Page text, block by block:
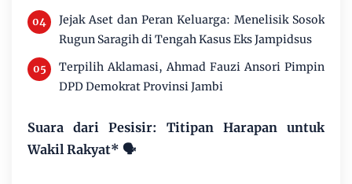
Jejak Aset dan Peran Keluarga: Menelisik Sosok
Rugun Saragih di Tengah Kasus Eks Jampidsus
Terpilih Aklamasi, Ahmad Fauzi Ansori Pimpin
DPD Demokrat Provinsi Jambi
Suara dari Pesisir: Titipan Harapan untuk
Wakil Rakyat* 🗣